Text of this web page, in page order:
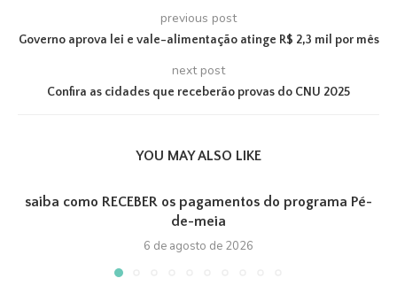
previous post
Governo aprova lei e vale-alimentação atinge R$ 2,3 mil por mês
next post
Confira as cidades que receberão provas do CNU 2025
YOU MAY ALSO LIKE
saiba como RECEBER os pagamentos do programa Pé-
de-meia
6 de agosto de 2026